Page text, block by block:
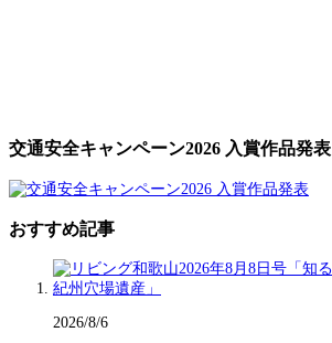
交通安全キャンペーン2026 入賞作品発表
おすすめ記事
2026/8/6